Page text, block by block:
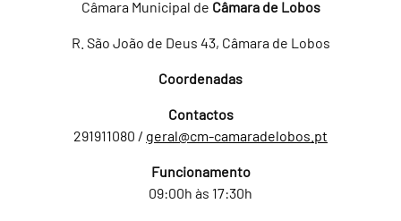
Câmara Municipal de Câmara de Lobos
R. São João de Deus 43, Câmara de Lobos
Coordenadas
Contactos
291911080 / geral@cm-camaradelobos.pt
Funcionamento
09:00h às 17:30h